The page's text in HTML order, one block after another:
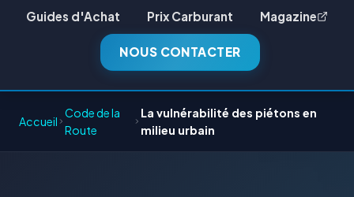
Guides d'Achat Prix Carburant Magazine
NOUS CONTACTER
Accueil
Code de la
Route
La vulnérabilité des piétons en
milieu urbain